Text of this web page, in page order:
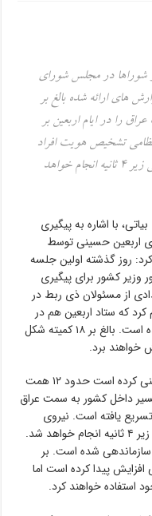
شوراها در مجلس شورای
های ارائه شده بالغ بر
را در ایام اربعین بر
تشخیص هویت افراد
برای ورود به خاک عراق از مبادی زمینی زیر ۴ ثانیه انجام خواهد
با اشاره به پیگیری
اربعین حسینی توسط
روز گذشته اولین جلسه
وزیر کشور برای پیگیری
از مسئولان ذی ربط در
که ستاد اربعین هم در
داخل کشور و هم در داخل عراق تشکیل شده است. بالغ بر ۱۸ کمیته شکل
خواهند برد.
وی اظهار کرد: با اعتباری که مجلس پیش بینی کرده است حدود ۱۲ همت
داخل کشور به سمت عراق
یافته است. نیروی
انتظامی اعلام کرد که تشخیص هویت افراد زیر ۴ ثانیه انجام خواهد شد.
سازماندهی شده است. بر
پیدا کرده است اما